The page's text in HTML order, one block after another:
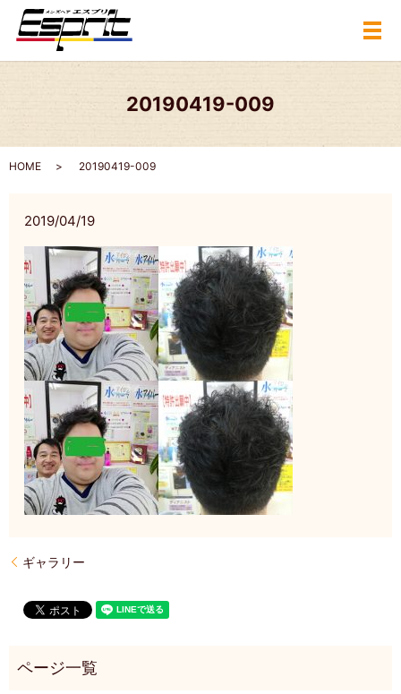
メ
20190419-009
HOME 20190419-009
2019/04/19
ギャラリー